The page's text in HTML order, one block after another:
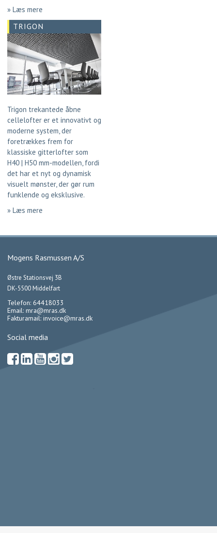
» Læs mere
TRIGON
Trigon trekantede åbne
cellelofter er et innovativt og
moderne system, der
foretrækkes frem for
klassiske gitterlofter som
H40 | H50 mm-modellen, fordi
det har et nyt og dynamisk
visuelt mønster, der gør rum
funklende og eksklusive.
» Læs mere
Mogens Rasmussen A/S
Østre Stationsvej 3B
DK-5500 Middelfart
Telefon: 64418033
Email: mra@mras.dk
Fakturamail: invoice@mras.dk
Social media